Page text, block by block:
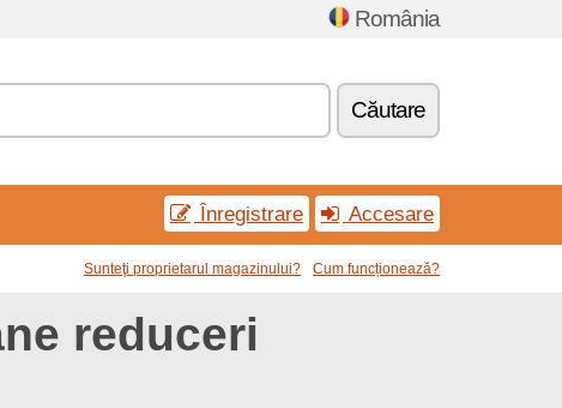
România
Căutare
Înregistrare Accesare
Sunteţi proprietarul magazinului? Cum funcționează?
reduceri